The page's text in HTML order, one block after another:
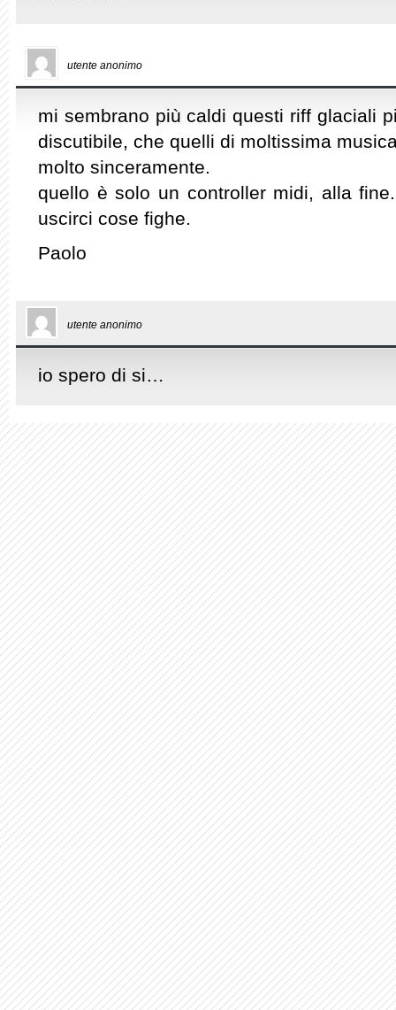
utente anonimo
mi sembrano più caldi questi riff glaciali
discutibile, che quelli di moltissima
molto sinceramente.
quello è solo un controller midi, alla
uscirci cose fighe.
Paolo
utente anonimo
io spero di si…